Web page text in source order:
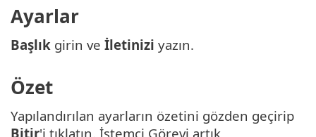
Ayarlar
Başlık girin ve İletinizi yazın.
Özet
Yapılandırılan ayarların özetini gözden geçirip
Bitir'i tıklatın. İstemci Görevi artık